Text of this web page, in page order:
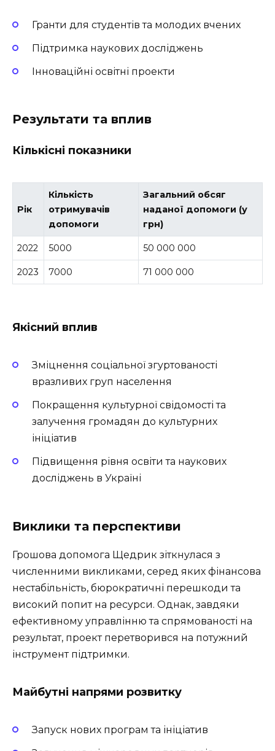
Гранти для студентів та молодих вчених
Підтримка наукових досліджень
Інноваційні освітні проекти
Результати та вплив
Кількісні показники
Рік
Кількість
отримувачів
допомоги
Загальний обсяг
наданої допомоги (у
грн)
2022 5000 50 000 000
2023 7000 71 000 000
Якісний вплив
Зміцнення соціальної згуртованості
вразливих груп населення
Покращення культурної свідомості та
залучення громадян до культурних
ініціатив
Підвищення рівня освіти та наукових
досліджень в Україні
Виклики та перспективи
Грошова допомога Щедрик зіткнулася з
численними викликами, серед яких фінансова
нестабільність, бюрократичні перешкоди та
високий попит на ресурси. Однак, завдяки
ефективному управлінню та спрямованості на
результат, проект перетворився на потужний
інструмент підтримки.
Майбутні напрями розвитку
Запуск нових програм та ініціатив